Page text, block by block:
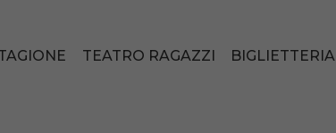
TEATRO RAGAZZI BIGLIETTERIA